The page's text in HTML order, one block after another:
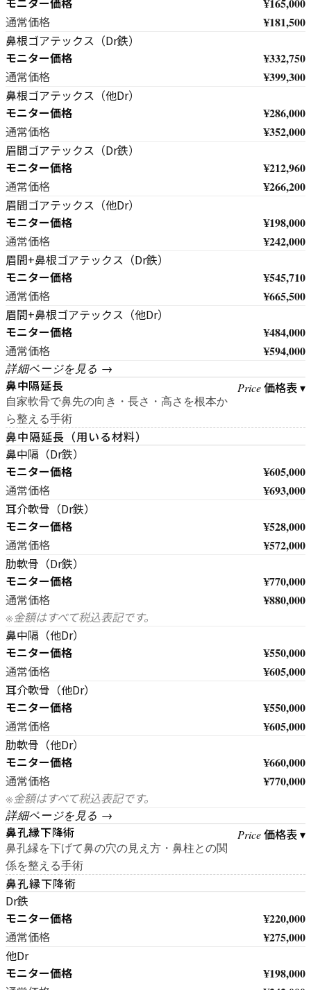
通常価格 ¥181,500
鼻根ゴアテックス（Dr鉄）
モニター価格 ¥332,750
通常価格 ¥399,300
鼻根ゴアテックス（他Dr）
モニター価格 ¥286,000
通常価格 ¥352,000
眉間ゴアテックス（Dr鉄）
モニター価格 ¥212,960
通常価格 ¥266,200
眉間ゴアテックス（他Dr）
モニター価格 ¥198,000
通常価格 ¥242,000
眉間+鼻根ゴアテックス（Dr鉄）
モニター価格 ¥545,710
通常価格 ¥665,500
眉間+鼻根ゴアテックス（他Dr）
モニター価格 ¥484,000
通常価格 ¥594,000
詳細ページを見る →
鼻中隔延長
自家軟骨で鼻先の向き・長さ・高さを根本か
ら整える手術
Price価格表 ▾
鼻中隔延長（用いる材料）
鼻中隔（Dr鉄）
モニター価格 ¥605,000
通常価格 ¥693,000
耳介軟骨（Dr鉄）
モニター価格 ¥528,000
通常価格 ¥572,000
肋軟骨（Dr鉄）
モニター価格 ¥770,000
通常価格 ¥880,000
※金額はすべて税込表記です。
鼻中隔（他Dr）
モニター価格 ¥550,000
通常価格 ¥605,000
耳介軟骨（他Dr）
モニター価格 ¥550,000
通常価格 ¥605,000
肋軟骨（他Dr）
モニター価格 ¥660,000
通常価格 ¥770,000
※金額はすべて税込表記です。
詳細ページを見る →
鼻孔縁下降術
鼻孔縁を下げて鼻の穴の見え方・鼻柱との関
係を整える手術
Price価格表 ▾
鼻孔縁下降術
Dr鉄
モニター価格 ¥220,000
通常価格 ¥275,000
他Dr
モニター価格 ¥198,000